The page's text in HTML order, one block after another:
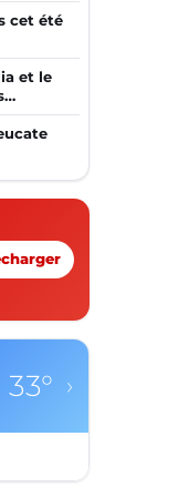
cet été
et le
33° ›